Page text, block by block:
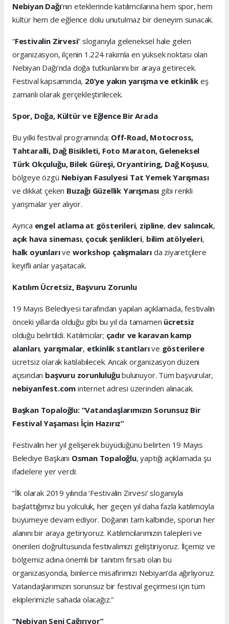
Nebiyan Dağı’nın eteklerinde katılımcılarına hem spor, hem
kültür hem de eğlence dolu unutulmaz bir deneyim sunacak.
“Festivalin Zirvesi” sloganıyla geleneksel hale gelen
organizasyon, ilçenin 1.224 rakımla en yüksek noktası olan
Nebiyan Dağı’nda doğa tutkunlarını bir araya getirecek.
Festival kapsamında, 20’ye yakın yarışma ve etkinlik eş
zamanlı olarak gerçekleştirilecek.
Spor, Doğa, Kültür ve Eğlence Bir Arada
Bu yılki festival programında; Off-Road, Motocross,
Tahtaralli, Dağ Bisikleti, Foto Maraton, Geleneksel
Türk Okçuluğu, Bilek Güreşi, Oryantiring, Dağ Koşusu,
bölgeye özgü Nebiyan Fasulyesi Tat Yemek Yarışması
ve dikkat çeken Buzağı Güzellik Yarışması gibi renkli
yarışmalar yer alıyor.
Ayrıca engel atlama at gösterileri, zipline, dev salıncak,
açık hava sineması, çocuk şenlikleri, bilim atölyeleri,
halk oyunlarıve workshop çalışmalarıda ziyaretçilere
keyifli anlar yaşatacak.
Katılım Ücretsiz, Başvuru Zorunlu
19 Mayıs Belediyesi tarafından yapılan açıklamada, festivalin
önceki yıllarda olduğu gibi bu yıl da tamamen ücretsiz
olduğu belirtildi. Katılımcılar; çadır ve karavan kamp
alanları,yarışmalar, etkinlik stantlarıve gösterilere
ücretsiz olarak katılabilecek. Ancak organizasyon düzeni
açısından başvuru zorunluluğubulunuyor. Tüm başvurular,
nebiyanfest.com internet adresi üzerinden alınacak.
Başkan Topaloğlu: “Vatandaşlarımızın Sorunsuz Bir
Festival Yaşaması İçin Hazırız”
Festivalin her yıl gelişerek büyüdüğünü belirten 19 Mayıs
Belediye Başkanı Osman Topaloğlu, yaptığı açıklamada şu
ifadelere yer verdi:
“İlk olarak 2019 yılında ‘Festivalin Zirvesi’ sloganıyla
başlattığımız bu yolculuk, her geçen yıl daha fazla katılımcıyla
büyümeye devam ediyor. Doğanın tam kalbinde, sporun her
alanını bir araya getiriyoruz. Katılımcılarımızın talepleri ve
önerileri doğrultusunda festivalimizi geliştiriyoruz. İlçemiz ve
bölgemiz adına önemli bir tanıtım fırsatı olan bu
organizasyonda, binlerce misafirimizi Nebiyan’da ağırlıyoruz.
Vatandaşlarımızın sorunsuz bir festival geçirmesi için tüm
ekiplerimizle sahada olacağız.”
“Nebiyan Seni Çağırıyor”